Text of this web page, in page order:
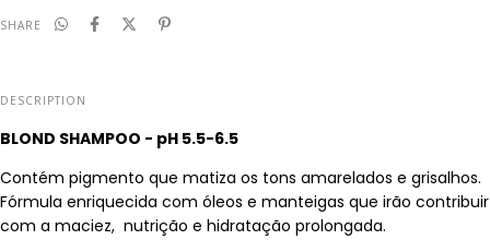
SHARE
DESCRIPTION
BLOND SHAMPOO - pH 5.5-6.5
Contém pigmento que matiza os tons amarelados e grisalhos.
Fórmula enriquecida com óleos e manteigas que irão contribuir
com a maciez, nutrição e hidratação prolongada.